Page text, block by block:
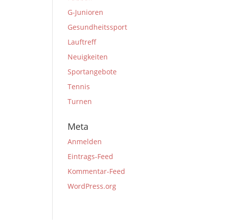
G-Junioren
Gesundheitssport
Lauftreff
Neuigkeiten
Sportangebote
Tennis
Turnen
Meta
Anmelden
Eintrags-Feed
Kommentar-Feed
WordPress.org